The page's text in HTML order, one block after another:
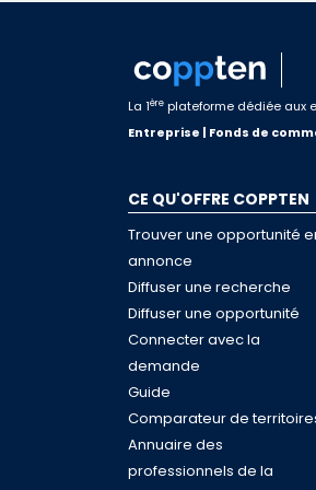
La 1ère plateforme dédiée aux
Entreprise | Fonds de
CE QU'OFFRE COPPTEN
Trouver une opportunité
annonce
Diffuser une recherche
Diffuser une opportunité
Connecter avec la
demande
Guide
Comparateur de
Annuaire des
professionnels de la